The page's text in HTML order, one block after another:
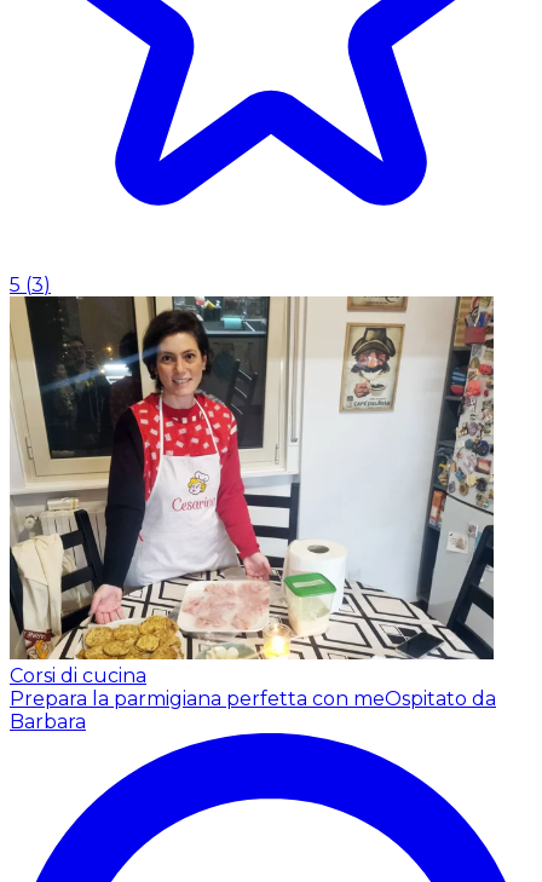
5 (3)
Corsi di cucina
Prepara la parmigiana perfetta con meOspitato da
Barbara